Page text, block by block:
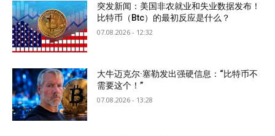
突发新闻：美国非农就业和失业数据发布！
比特币（Btc）的最初反应是什么？
07.08.2026 - 12:32
大牛迈克尔·塞勒发出强硬信息：“比特币不
需要这个！”
07.08.2026 - 13:28